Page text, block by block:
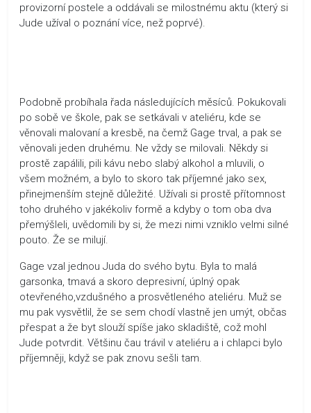
provizorní postele a oddávali se milostnému aktu (který si
Jude užíval o poznání více, než poprvé).
Podobně probíhala řada následujících měsíců. Pokukovali
po sobě ve škole, pak se setkávali v ateliéru, kde se
věnovali malovaní a kresbě, na čemž Gage trval, a pak se
věnovali jeden druhému. Ne vždy se milovali. Někdy si
prostě zapálili, pili kávu nebo slabý alkohol a mluvili, o
všem možném, a bylo to skoro tak příjemné jako sex,
přinejmenším stejně důležité. Užívali si prostě přítomnost
toho druhého v jakékoliv formě a kdyby o tom oba dva
přemýšleli, uvědomili by si, že mezi nimi vzniklo velmi silné
pouto. Že se milují.
Gage vzal jednou Juda do svého bytu. Byla to malá
garsonka, tmavá a skoro depresivní, úplný opak
otevřeného,vzdušného a prosvětleného ateliéru. Muž se
mu pak vysvětlil, že se sem chodí vlastně jen umýt, občas
přespat a že byt slouží spíše jako skladiště, což mohl
Jude potvrdit. Většinu čau trávil v ateliéru a i chlapci bylo
příjemněji, když se pak znovu sešli tam.